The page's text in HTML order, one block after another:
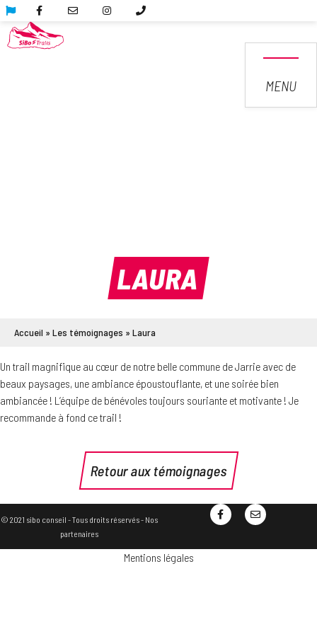
MENU
LAURA
Accueil » Les témoignages » Laura
Un trail magnifique au cœur de notre belle commune de Jarrie avec de
beaux paysages, une ambiance époustouflante, et une soirée bien
ambiancée ! L’équipe de bénévoles toujours souriante et motivante ! Je
recommande à fond ce trail !
Retour aux témoignages
© 2021 sibo conseil - Tous droits réservés - Nos
partenaires
Mentions légales